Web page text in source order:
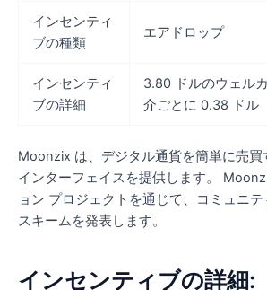
インセンティ
ブの種類
エアドロップ
インセンティ
ブの詳細
3.80 ドルのウェル
介ごとに 0.38 ドル
Moonzix は、デジタル通貨を簡単に売買
インターフェイスを提供します。
ョン プロジェクトを通じて、コミュニ
スキームを発表します。
インセンティブの詳細: